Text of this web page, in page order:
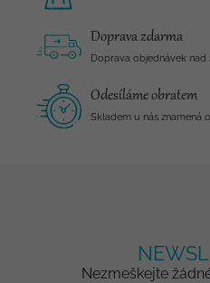
v
s
Doprava zdarma
Doprava objednávek nad
Odesíláme obratem
Skladem u nás znamená
Nezmeškejte